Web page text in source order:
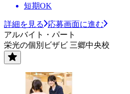
短期OK
詳細を見る
応募画面に進む
アルバイト・パート
栄光の個別ビザビ 三郷中央校